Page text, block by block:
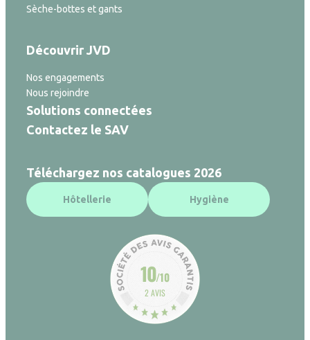
Sèche-bottes et gants
Découvrir JVD
Nos engagements
Nous rejoindre
Solutions connectées
Contactez le SAV
Téléchargez nos catalogues 2026
Hôtellerie Hygiène
10/10
2 AVIS